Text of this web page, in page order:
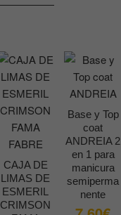
CAJA DE
LIMAS DE
ESMERIL
CRIMSON
Base y Top
coat
ANDREIA 2
en 1 para
manicura
semiperma
nente